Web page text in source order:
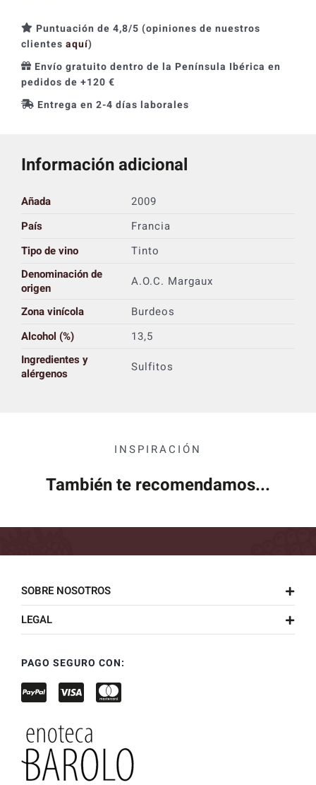
Puntuación de 4,8/5 (opiniones de nuestros
clientes aquí)
Envío gratuito dentro de la Península Ibérica en
pedidos de +120 €
Entrega en 2-4 días laborales
Información adicional
Añada
2009
País
Francia
Tipo de vino
Tinto
Denominación de
origen
A.O.C. Margaux
Zona vinícola
Burdeos
Alcohol (%)
13,5
Ingredientes y
alérgenos
Sulfitos
INSPIRACIÓN
También te recomendamos...
SOBRE NOSOTROS
LEGAL
PAGO SEGURO CON: